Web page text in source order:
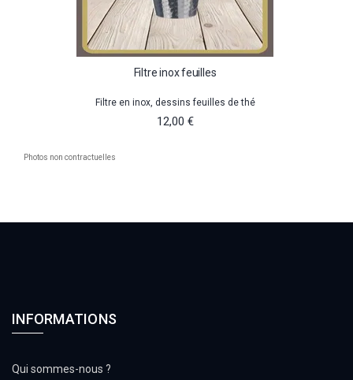
Filtre inox feuilles
Filtre en inox, dessins feuilles de thé
12,00 €
Photos non contractuelles
INFORMATIONS
Qui sommes-nous ?